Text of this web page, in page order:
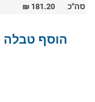
סה"כ
181.20
₪
הוסף טבלה